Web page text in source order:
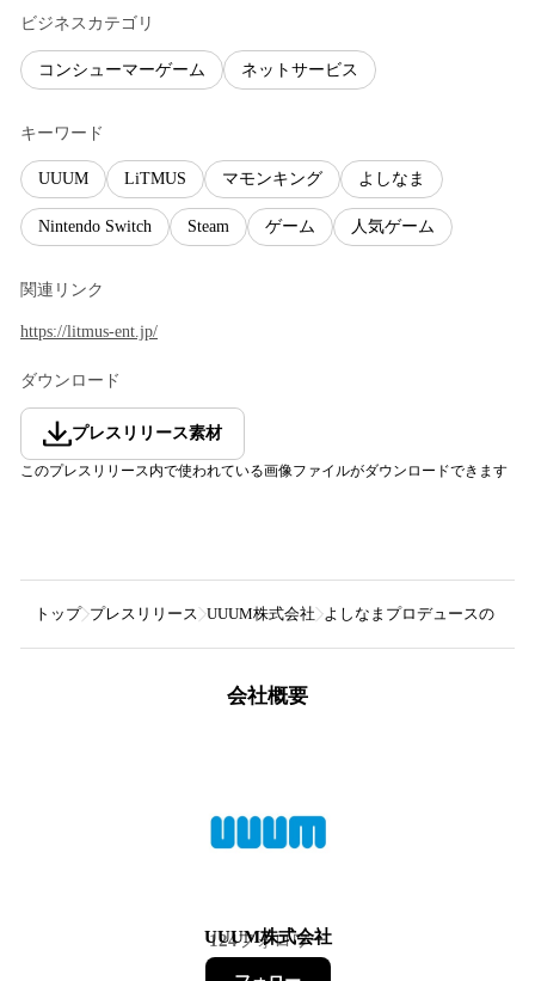
ビジネスカテゴリ
コンシューマーゲーム ネットサービス
キーワード
UUUM LiTMUS マモンキング よしなま
Nintendo Switch Steam ゲーム 人気ゲーム
関連リンク
https://litmus-ent.jp/
ダウンロード
プレスリリース素材
このプレスリリース内で使われている画像ファイルがダウンロードできます
トップ プレスリリース UUUM株式会社 よしなまプロデュースの『マ
会社概要
UUUM株式会社
124フォロワー